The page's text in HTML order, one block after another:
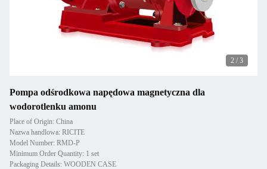
2 / 3
Pompa odśrodkowa napędowa magnetyczna dla
wodorotlenku amonu
Place of Origin: China
Nazwa handlowa: RICITE
Model Number: RMD-P
Minimum Order Quantity: 1 set
Packaging Details: WOODEN CASE